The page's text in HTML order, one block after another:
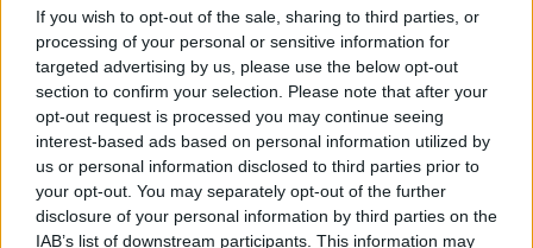
If you wish to opt-out of the sale, sharing to third parties, or
processing of your personal or sensitive information for
targeted advertising by us, please use the below opt-out
section to confirm your selection. Please note that after your
opt-out request is processed you may continue seeing
interest-based ads based on personal information utilized by
us or personal information disclosed to third parties prior to
your opt-out. You may separately opt-out of the further
disclosure of your personal information by third parties on the
IAB’s list of downstream participants. This information may
του προέδρου και του εισαγγελέα του
Ανωτάτου Δικαστηρίου, καθώς οι θητείες
των νυν επικεφαλής ολοκληρώνονται τον
Ιούνιο